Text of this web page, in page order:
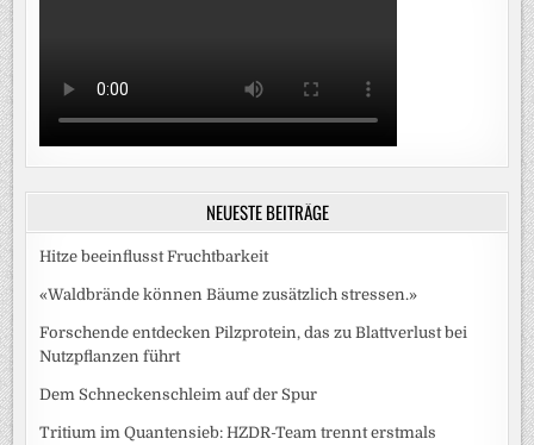
NEUESTE BEITRÄGE
Hitze beeinflusst Fruchtbarkeit
«Waldbrände können Bäume zusätzlich stressen.»
Forschende entdecken Pilzprotein, das zu Blattverlust bei
Nutzpflanzen führt
Dem Schneckenschleim auf der Spur
Tritium im Quantensieb: HZDR-Team trennt erstmals